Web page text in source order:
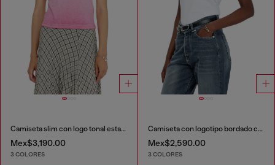
Camiseta slim con logo tonal estampado
Mex$3,190.00
3 COLORES
Camiseta con logotipo bordado con abertura
Mex$2,590.00
3 COLORES